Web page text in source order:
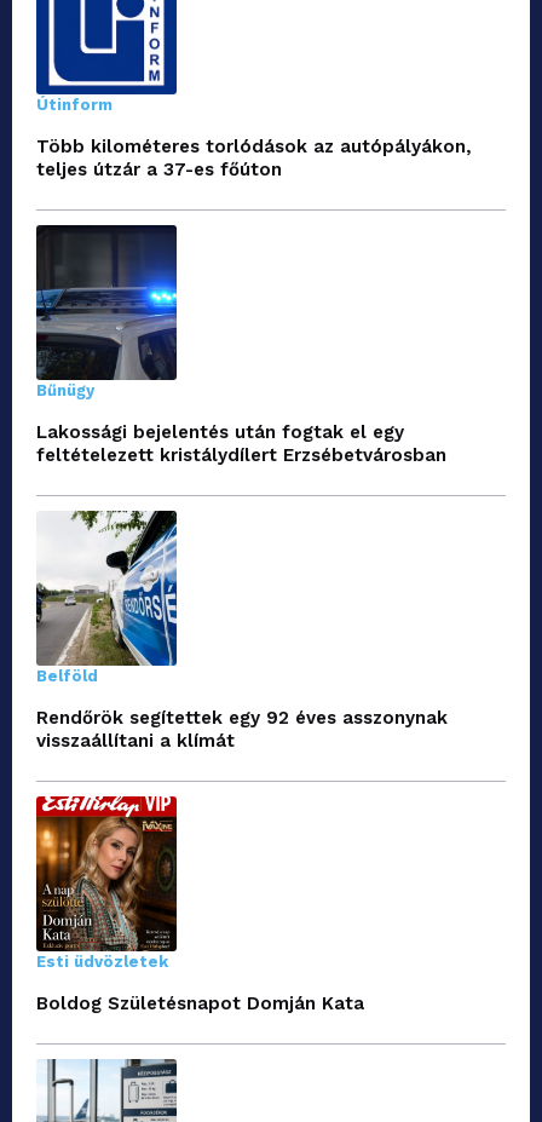
Útinform
Több kilométeres torlódások az autópályákon,
teljes útzár a 37-es főúton
Bűnügy
Lakossági bejelentés után fogtak el egy
feltételezett kristálydílert Erzsébetvárosban
Belföld
Rendőrök segítettek egy 92 éves asszonynak
visszaállítani a klímát
Esti üdvözletek
Boldog Születésnapot Domján Kata